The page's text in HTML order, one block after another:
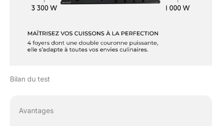
Bilan du test
Avantages